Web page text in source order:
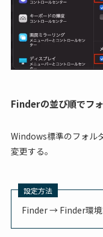
Finderの並び順でフ
Windows標準のフォル
変更する。
設定方法
Finder → Finder環